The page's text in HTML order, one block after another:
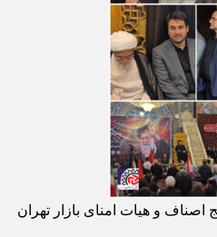
اصناف و هیات امنای بازار تهران